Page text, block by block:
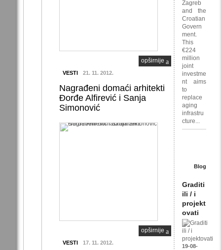
opširnije
VESTI 21. 11. 2012.
Nagrađeni domaći arhitekti
Đorđe Alfirević i Sanja
Simonović
opširnije
VESTI 17. 11. 2012.
Zagreb
and the
Croatian
Govern
ment.
This
€224
million
joint
investme
nt aims
to
replace
aging
infrastru
cture...
Blog
Graditi
ili / i
projekt
ovati
19-08-